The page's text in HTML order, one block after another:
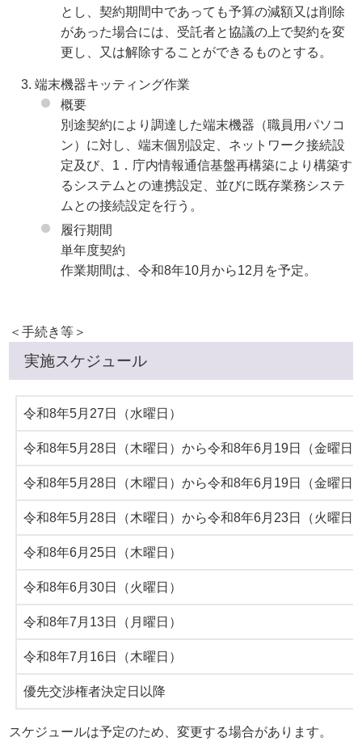
とし、契約期間中であっても予算の減額又は削除
があった場合には、受託者と協議の上で契約を変
更し、又は解除することができるものとする。
端末機器キッティング作業
概要
別途契約により調達した端末機器（職員用パソコ
ン）に対し、端末個別設定、ネットワーク接続設
定及び、1．庁内情報通信基盤再構築により構築す
るシステムとの連携設定、並びに既存業務システ
ムとの接続設定を行う。
履行期間
単年度契約
作業期間は、令和8年10月から12月を予定。
＜手続き等＞
実施スケジュール
令和8年5月27日（水曜日）
令和8年5月28日（木曜日）から令和8年6月19日（金曜日
令和8年5月28日（木曜日）から令和8年6月19日（金曜日
令和8年5月28日（木曜日）から令和8年6月23日（火曜日
令和8年6月25日（木曜日）
令和8年6月30日（火曜日）
令和8年7月13日（月曜日）
令和8年7月16日（木曜日）
優先交渉権者決定日以降
スケジュールは予定のため、変更する場合があります。